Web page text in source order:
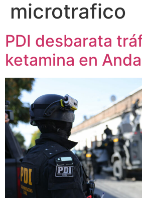
microtrafico
PDI desbarata
ketamina en